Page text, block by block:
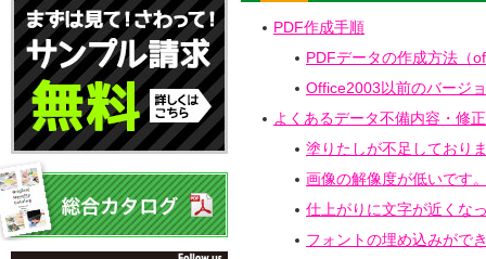
PDF作成手順
PDFデータの作成方法
Office2003以前のバージ
よくあるデータ不備内容・修
塗りたしが不足しており
画像の解像度が低いです
仕上がりに文字が近くな
フォントの埋め込みがで